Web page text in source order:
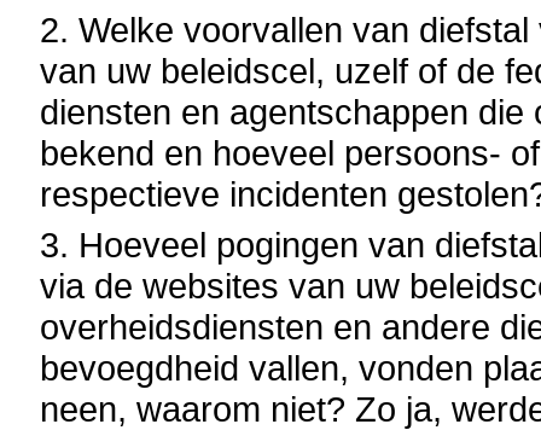
2. Welke voorvallen van
van uw beleidscel, uzelf of de
diensten en agentschappen
bekend en hoeveel persoons-
respectieve incidenten
3. Hoeveel pogingen van
via de websites van uw
overheidsdiensten en andere
bevoegdheid vallen, vonden
neen, waarom niet? Zo ja,